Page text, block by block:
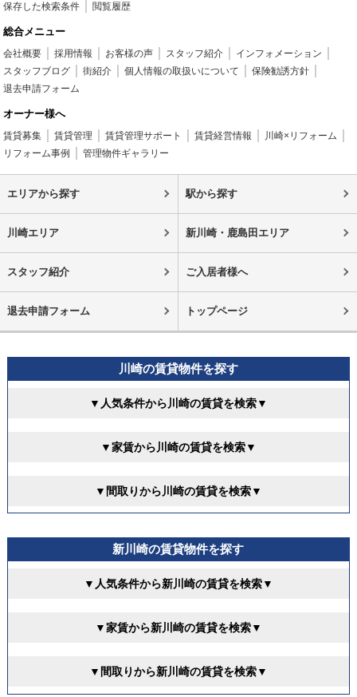
保存した検索条件
閲覧履歴
総合メニュー
会社概要 採用情報 お客様の声 スタッフ紹介
インフォメーション
スタッフブログ
街紹介 個人情報の取扱いについて
保険勧誘方針
退去申請フォーム
オーナー様へ
賃貸募集 賃貸管理 賃貸管理サポート 賃貸経営情報
川崎×リフォーム
リフォーム事例
管理物件ギャラリー
エリアから探す 駅から探す
川崎エリア 新川崎・鹿島田エリア
スタッフ紹介 ご入居者様へ
退去申請フォーム トップページ
川崎の賃貸物件を探す
▼人気条件から川崎の賃貸を検索▼
▼家賃から川崎の賃貸を検索▼
▼間取りから川崎の賃貸を検索▼
新川崎の賃貸物件を探す
▼人気条件から新川崎の賃貸を検索▼
▼家賃から新川崎の賃貸を検索▼
▼間取りから新川崎の賃貸を検索▼